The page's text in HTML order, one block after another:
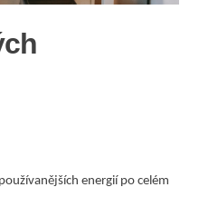
energií po celém